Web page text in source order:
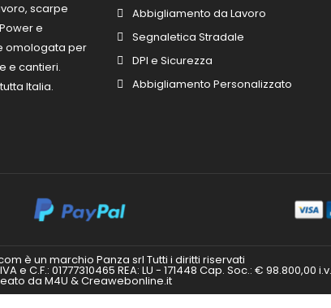
scarpe
e
omologata per
e cantieri.
Italia.
Abbigliamento da Lavoro
Segnaletica Stradale
DPI e Sicurezza
Abbigliamento Personalizzato
è un marchio Panza srl Tutti i diritti riservati
C.F.: 01777310465 REA: LU - 171448 Cap. Soc.: € 98.800,00
da M4U & Creawebonline.it